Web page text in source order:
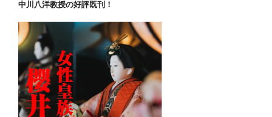
中川八洋教授の好評既刊！